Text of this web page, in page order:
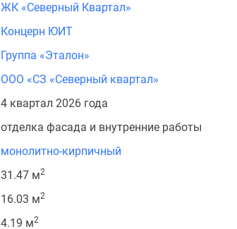
ЖК «Северный Квартал»
Концерн ЮИТ
Группа «Эталон»
ООО «СЗ «Северный квартал»
4 квартал 2026 года
отделка фасада и внутренние работы
монолитно-кирпичный
31.47 м2
16.03 м2
4.19 м2